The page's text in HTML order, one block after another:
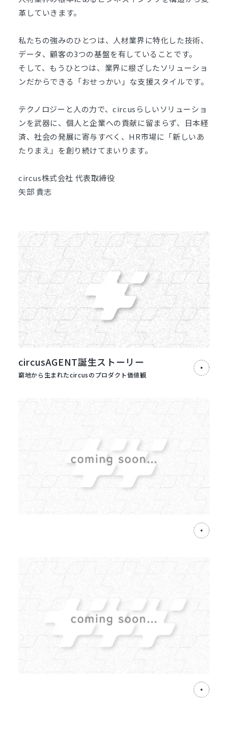
革していきます。
私たちの強みのひとつは、人材業界に特化した技術、
データ、顧客の3つの基盤を有していることです。
そして、もうひとつは、業界に根ざしたソリューショ
ンだからできる「おせっかい」な支援スタイルです。
テクノロジーと人の力で、circusらしいソリューショ
ンを武器に、個人と企業への貢献に留まらず、日本経
済、社会の発展に寄与すべく、HR市場に「新しいあ
たりまえ」を創り続けてまいります。
circus株式会社 代表取締役
矢部 貴志
circusAGENT誕生ストーリー
窮地から生まれたcircusのプロダクト価値観